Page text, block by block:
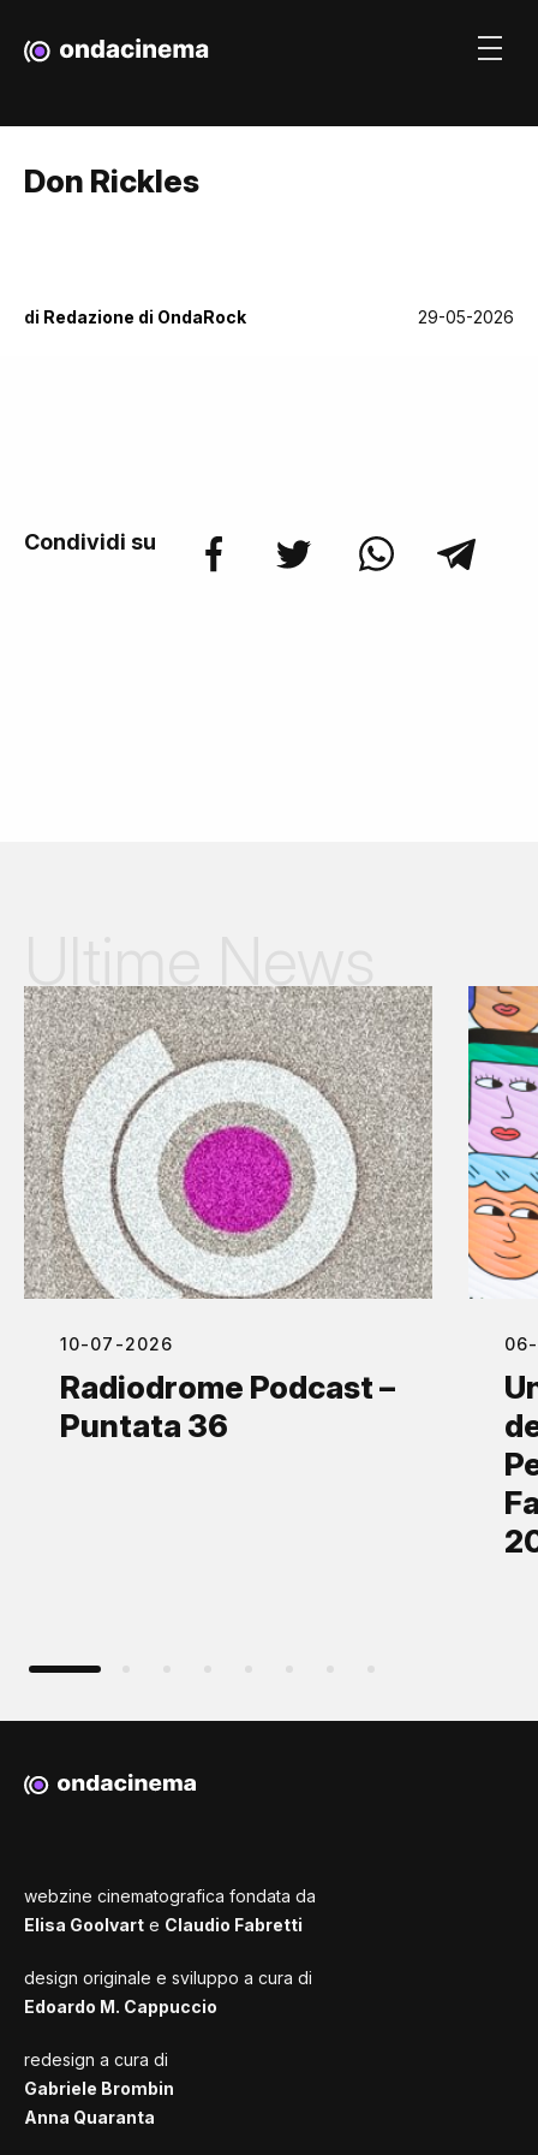
Don Rickles
di Redazione di OndaRock 29-05-2026
Condividi su
10-07-2026
Radiodrome Podcast –
Puntata 36
webzine cinematografica fondata da
Elisa Goolvart e Claudio Fabretti
design originale e sviluppo a cura di
Edoardo M. Cappuccio
redesign a cura di
Gabriele Brombin
Anna Quaranta